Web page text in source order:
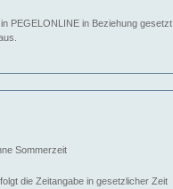
PEGELONLINE in Beziehung gesetzt
Sommerzeit
die Zeitangabe in gesetzlicher Zeit